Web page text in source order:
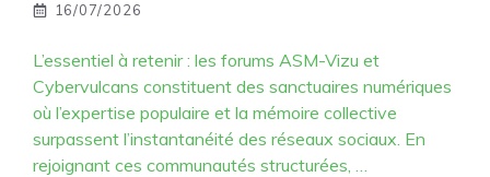
16/07/2026
L’essentiel à retenir : les forums ASM-Vizu et
Cybervulcans constituent des sanctuaires numériques
où l’expertise populaire et la mémoire collective
surpassent l’instantanéité des réseaux sociaux. En
rejoignant ces communautés structurées, …